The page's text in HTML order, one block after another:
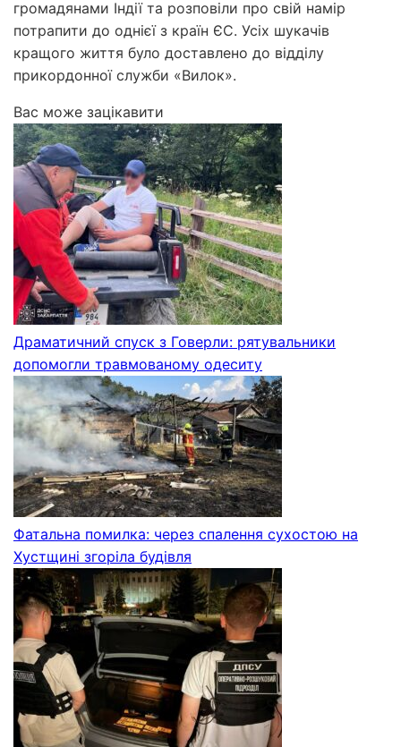
громадянами Індії та розповіли про свій намір
потрапити до однієї з країн ЄС. Усіх шукачів
кращого життя було доставлено до відділу
прикордонної служби «Вилок».
Вас може зацікавити
Драматичний спуск з Говерли: рятувальники
допомогли травмованому одеситу
Фатальна помилка: через спалення сухостою на
Хустщині згоріла будівля